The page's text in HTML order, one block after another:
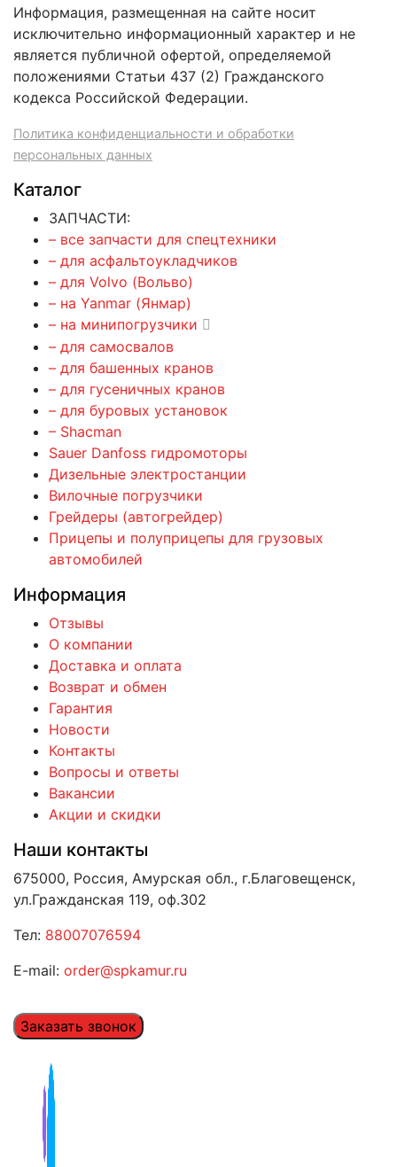
Информация, размещенная на сайте носит
исключительно информационный характер и не
является публичной офертой, определяемой
положениями Статьи 437 (2) Гражданского
кодекса Российской Федерации.
Политика конфиденциальности и обработки
персональных данных
Каталог
ЗАПЧАСТИ:
– все запчасти для спецтехники
– для асфальтоукладчиков
– для Volvo (Вольво)
– на Yanmar (Янмар)
– на минипогрузчики
– для самосвалов
– для башенных кранов
– для гусеничных кранов
– для буровых установок
– Shacman
Sauer Danfoss гидромоторы
Дизельные электростанции
Вилочные погрузчики
Грейдеры (автогрейдер)
Прицепы и полуприцепы для грузовых
автомобилей
Информация
Отзывы
О компании
Доставка и оплата
Возврат и обмен
Гарантия
Новости
Контакты
Вопросы и ответы
Вакансии
Акции и скидки
Наши контакты
675000, Россия, Амурская обл., г.Благовещенск,
ул.Гражданская 119, оф.302
Тел: 88007076594
E-mail: order@spkamur.ru
Заказать звонок